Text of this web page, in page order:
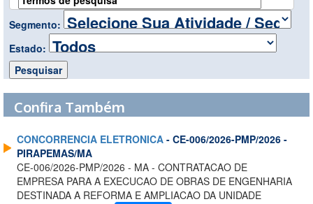
Segmento:
Estado:
Confira Também
CONCORRENCIA ELETRONICA - CE-006/2026-PMP/2026 -
PIRAPEMAS/MA
CE-006/2026-PMP/2026 - MA - CONTRATACAO DE
EMPRESA PARA A EXECUCAO DE OBRAS DE ENGENHARIA
DESTINADA A REFORMA E AMPLIACAO DA UNIDADE